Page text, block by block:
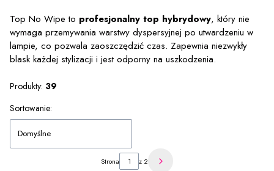
Top No Wipe to profesjonalny top hybrydowy, który nie
wymaga przemywania warstwy dyspersyjnej po utwardzeniu w
lampie, co pozwala zaoszczędzić czas. Zapewnia niezwykły
blask każdej stylizacji i jest odporny na uszkodzenia.
Produkty: 39
Lista produktów
Sortowanie:
Domyślne
Strona z 2
Następne produkty